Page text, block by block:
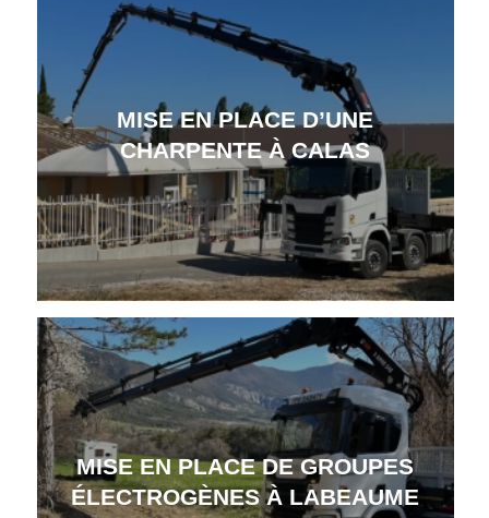
MISE EN PLACE D’UNE
CHARPENTE À CALAS
MISE EN PLACE DE GROUPES
ÉLECTROGÈNES À LABEAUME